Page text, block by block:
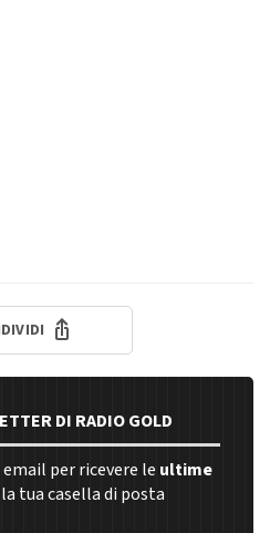
DI RADIO GOLD
per ricevere le ultime
tua casella di posta